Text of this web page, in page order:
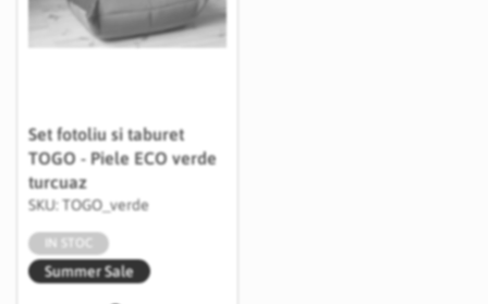
Set fotoliu si taburet
TOGO - Piele ECO verde
turcuaz
SKU: TOGO_verde
IN STOC
Summer Sale